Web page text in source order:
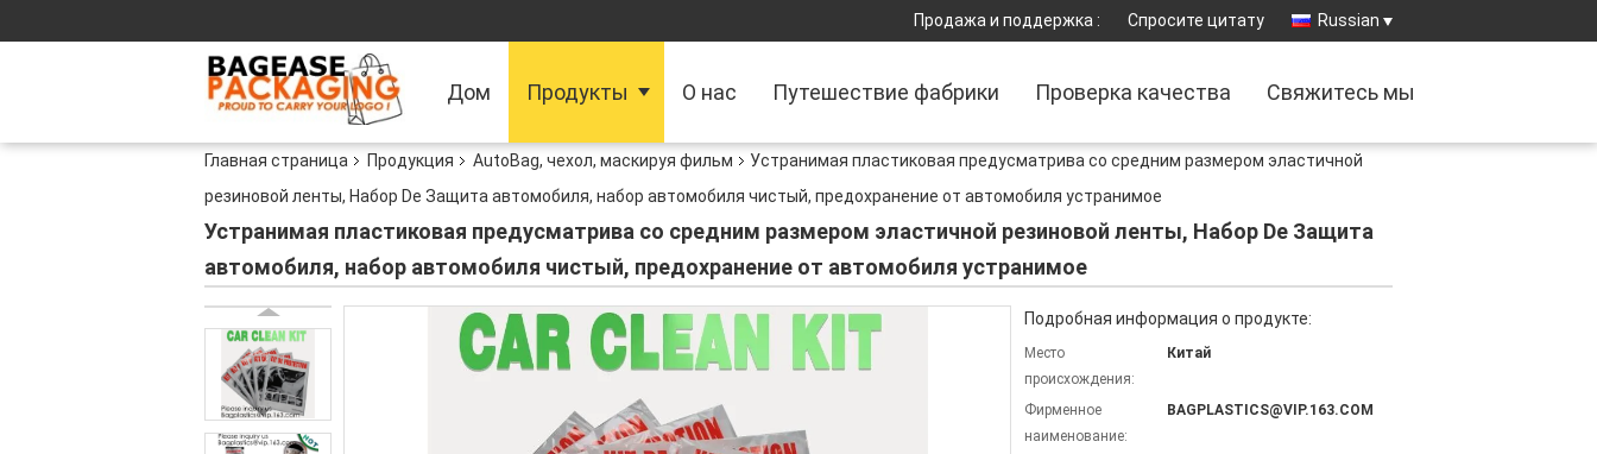
Продажа и поддержка : Спросите цитату Russian
Дом Продукты О нас Путешествие фабрики Проверка качества Свяжитесь мы
Главная страница Продукция AutoBag, чехол, маскируя фильм
Устранимая пластиковая предусматрива со средним размером эластичной
резиновой ленты, Набор De Защита автомобиля, набор автомобиля чистый, предохранение от автомобиля устранимое
Устранимая пластиковая предусматрива со средним размером эластичной резиновой ленты, Набор De Защита
автомобиля, набор автомобиля чистый, предохранение от автомобиля устранимое
Подробная информация о продукте:
Место
происхождения:
Китай
Фирменное
наименование:
BAGPLASTICS@VIP.163.COM